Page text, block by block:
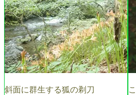
斜面に群生する狐の剃刀